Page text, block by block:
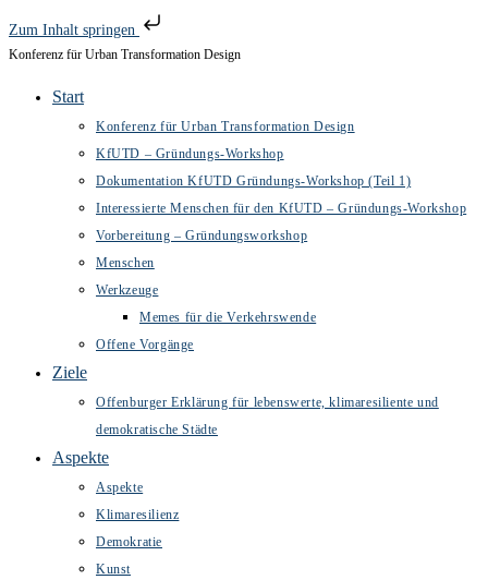
Zum Inhalt springen
Zum
Konferenz für Urban Transformation Design
Start
Konferenz für Urban Transformation Design
KfUTD – Gründungs-Workshop
Dokumentation KfUTD Gründungs-Workshop (Teil 1)
Interessierte Menschen für den KfUTD – Gründungs-Workshop
Vorbereitung – Gründungsworkshop
Menschen
Werkzeuge
Memes für die Verkehrswende
Offene Vorgänge
Ziele
Offenburger Erklärung für lebenswerte, klimaresiliente und
demokratische Städte
Aspekte
Aspekte
Klimaresilienz
Demokratie
Kunst